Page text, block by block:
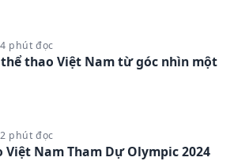
phút đọc
thể thao Việt Nam từ góc nhìn một
phút đọc
Việt Nam Tham Dự Olympic 2024